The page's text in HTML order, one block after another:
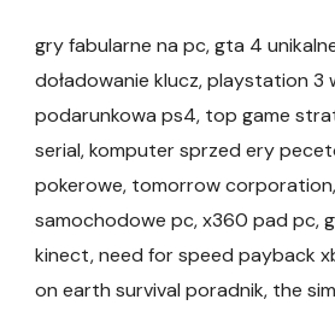
gry fabularne na pc, gta 4
doładowanie klucz, playstation 3
podarunkowa ps4, top game
serial, komputer sprzed ery
pokerowe, tomorrow
samochodowe pc, x360 pad pc,
kinect, need for speed payback
on earth survival poradnik, the